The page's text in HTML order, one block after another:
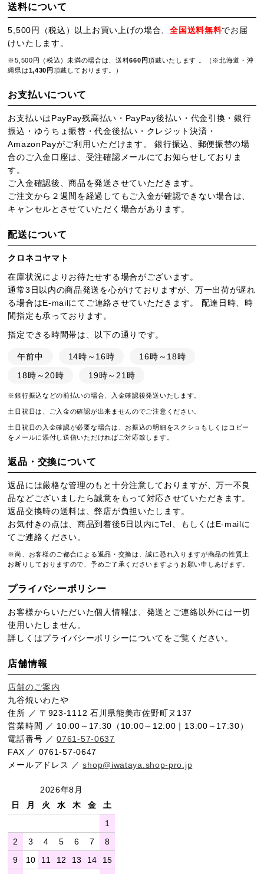
送料について
5,500円（税込）以上お買い上げの場合、全国送料無料でお届
けいたします。
※5,500円（税込）未満の場合は、送料660円頂戴いたします 。（※北海道・沖
縄県は1,430円 頂戴しております。）
お支払いについて
お支払いはPayPay残高払い・PayPay後払い・代金引換・銀行
振込・ゆうちょ振替・代金後払い・クレジット決済・
AmazonPayがご利用いただけます。 銀行振込、郵便振替の場
合のご入金口座は、受注確認メールにてお知らせしておりま
す。
ご入金確認後、商品を発送させていただきます。
ご注文から２週間を経過してもご入金が確認できない場合は、
キャンセルとさせていただく場合があります。
配送について
クロネコヤマト
在庫状況によりお待たせする場合がございます。
通常3日以内の商品発送を心がけておりますが、万一出荷が遅れ
る場合はE-mailにてご連絡させていただきます。 配達日時、時
間指定も承っております。
指定できる時間帯は、以下の通りです。
午前中 14時～16時
16時～18時
18時～20時
19時～21時
※銀行振込などの前払いの場合、入金確認後発送いたします。
土日祝日は、ご入金の確認が出来ませんのでご注意ください。
土日祝日の入金確認が必要な場合は、お振込の明細をスクショもしくはコピー
をメールに添付し送信いただければご対応致します。
返品・交換について
返品には厳格な管理のもと十分注意しておりますが、万一不良
品などございましたら誠意をもって対応させていただきます。
返品交換時の送料は、弊店が負担いたします。
お気付きの点は、商品到着後5日以内にTel、もしくはE-mailに
てご連絡ください。
※尚、お客様のご都合による返品・交換は、誠に恐れ入りますが商品の性質上
お断りしておりますので、予めご了承くださいますようお願い申しあげます。
プライバシーポリシー
お客様からいただいた個人情報は、発送とご連絡以外には一切
使用いたしません。
詳しくはプライバシーポリシーについてをご覧ください。
店舗情報
店舗のご案内
九谷焼いわたや
住所 ／ 〒923-1112 石川県能美市佐野町ヌ137
営業時間 ／ 10:00～17:30（10:00～12:00｜13:00～17:30）
電話番号 ／0761-57-0637
FAX ／ 0761-57-0647
メールアドレス ／shop@iwataya.shop-pro.jp
2026年8月
日
月 火 水 木 金
土
1
2
3 4 5 6 7
8
9
10 11 12 13 14
15